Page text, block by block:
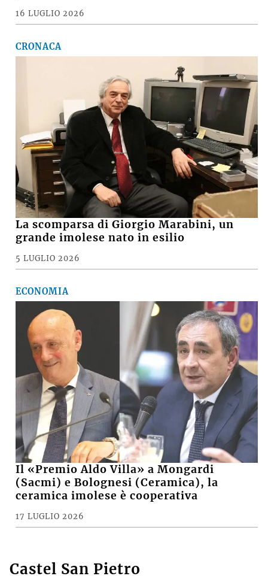
16 LUGLIO 2026
CRONACA
La scomparsa di Giorgio Marabini, un
grande imolese nato in esilio
5 LUGLIO 2026
ECONOMIA
Il «Premio Aldo Villa» a Mongardi
(Sacmi) e Bolognesi (Ceramica), la
ceramica imolese è cooperativa
17 LUGLIO 2026
Castel San Pietro